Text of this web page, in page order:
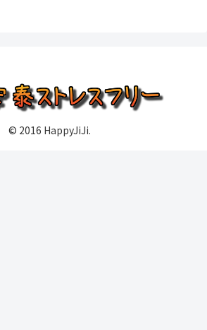
© 2016 HappyJiJi.